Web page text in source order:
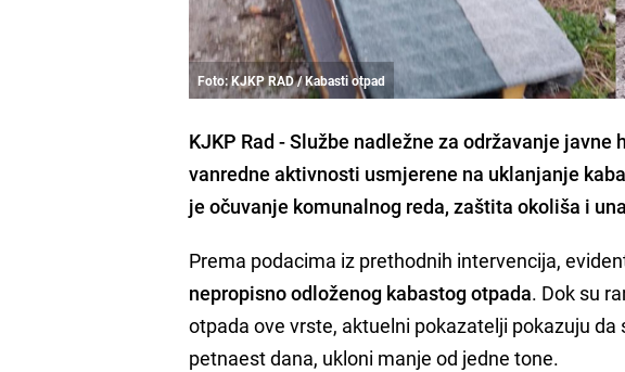
Foto: KJKP RAD / Kabasti otpad
KJKP Rad - Službe nadležne za održavanje
vanredne aktivnosti usmjerene na uklanjanje
je očuvanje komunalnog reda, zaštita okoliša i
Prema podacima iz prethodnih intervencija,
nepropisno odloženog kabastog otpada. Dok su
otpada ove vrste, aktuelni pokazatelji pokazuju
petnaest dana, ukloni manje od jedne tone.